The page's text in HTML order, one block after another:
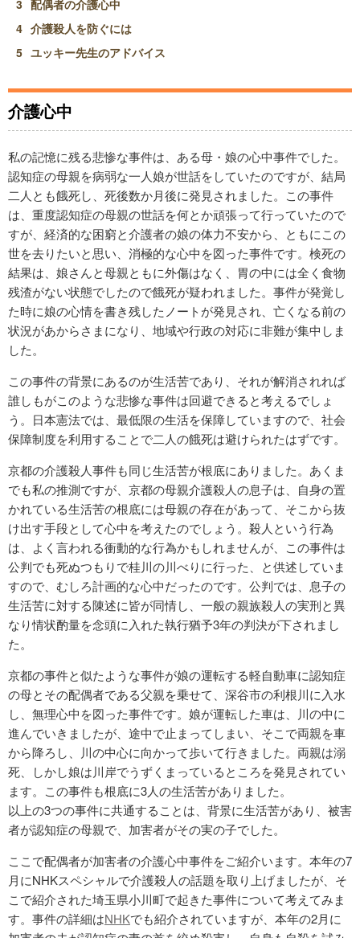
配偶者の介護心中
介護殺人を防ぐには
ユッキー先生のアドバイス
介護心中
私の記憶に残る悲惨な事件は、ある母・娘の心中事件でした。
認知症の母親を病弱な一人娘が世話をしていたのですが、結局
二人とも餓死し、死後数か月後に発見されました。この事件
は、重度認知症の母親の世話を何とか頑張って行っていたので
すが、経済的な困窮と介護者の娘の体力不安から、ともにこの
世を去りたいと思い、消極的な心中を図った事件です。検死の
結果は、娘さんと母親ともに外傷はなく、胃の中には全く食物
残渣がない状態でしたので餓死が疑われました。事件が発覚し
た時に娘の心情を書き残したノートが発見され、亡くなる前の
状況があからさまになり、地域や行政の対応に非難が集中しま
した。
この事件の背景にあるのが生活苦であり、それが解消されれば
誰しもがこのような悲惨な事件は回避できると考えるでしょ
う。日本憲法では、最低限の生活を保障していますので、社会
保障制度を利用することで二人の餓死は避けられたはずです。
京都の介護殺人事件も同じ生活苦が根底にありました。あくま
でも私の推測ですが、京都の母親介護殺人の息子は、自身の置
かれている生活苦の根底には母親の存在があって、そこから抜
け出す手段として心中を考えたのでしょう。殺人という行為
は、よく言われる衝動的な行為かもしれませんが、この事件は
公判でも死ぬつもりで桂川の川べりに行った、と供述していま
すので、むしろ計画的な心中だったのです。公判では、息子の
生活苦に対する陳述に皆が同情し、一般の親族殺人の実刑と異
なり情状酌量を念頭に入れた執行猶予3年の判決が下されまし
た。
京都の事件と似たような事件が娘の運転する軽自動車に認知症
の母とその配偶者である父親を乗せて、深谷市の利根川に入水
し、無理心中を図った事件です。娘が運転した車は、川の中に
進んでいきましたが、途中で止まってしまい、そこで両親を車
から降ろし、川の中心に向かって歩いて行きました。両親は溺
死、しかし娘は川岸でうずくまっているところを発見されてい
ます。この事件も根底に3人の生活苦がありました。
以上の3つの事件に共通することは、背景に生活苦があり、被害
者が認知症の母親で、加害者がその実の子でした。
ここで配偶者が加害者の介護心中事件をご紹介います。本年の7
月にNHKスペシャルで介護殺人の話題を取り上げましたが、そ
こで紹介された埼玉県小川町で起きた事件について考えてみま
す。事件の詳細はNHKでも紹介されていますが、本年の2月に